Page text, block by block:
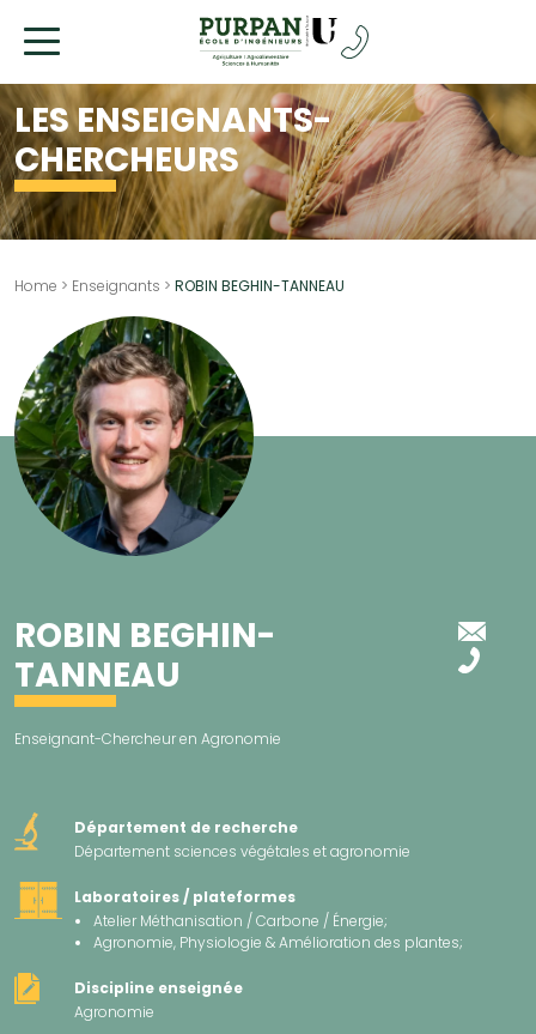
LES ENSEIGNANTS-
CHERCHEURS
Home > Enseignants > ROBIN BEGHIN-TANNEAU
ROBIN BEGHIN-
TANNEAU
Enseignant-Chercheur en Agronomie
Département de recherche
Département sciences végétales et agronomie
Laboratoires / plateformes
Atelier Méthanisation / Carbone / Énergie;
Agronomie, Physiologie & Amélioration des plantes;
Discipline enseignée
Agronomie